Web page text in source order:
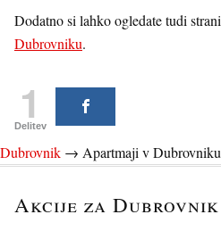
Dodatno si lahko ogledate tudi strani
Dubrovniku.
1
Delitev
Dubrovnik → Apartmaji v Dubrovniku
Akcije za Dubrovnik